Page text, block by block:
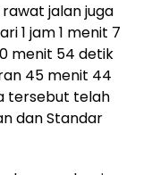
jalan juga
1 jam 1 menit 7
menit 54 detik
45 menit 44
tersebut telah
dan Standar